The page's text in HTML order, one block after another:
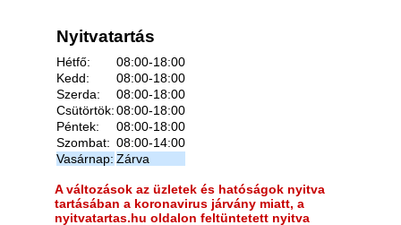
Nyitvatartás
Hétfő:
08:00-18:00
Kedd:
08:00-18:00
Szerda:
08:00-18:00
Csütörtök:08:00-18:00
Péntek:
08:00-18:00
Szombat: 08:00-14:00
Vasárnap: Zárva
A változások az üzletek és hatóságok nyitva
tartásában a koronavirus járvány miatt, a
nyitvatartas.hu oldalon feltüntetett nyitva